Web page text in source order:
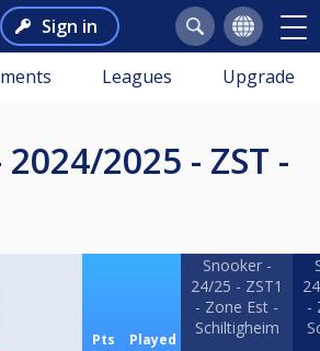
Sign in
Leagues Upgrade
Pts Played
Snooker -
24/25 - ZST1
- Zone Est -
Schiltigheim
-